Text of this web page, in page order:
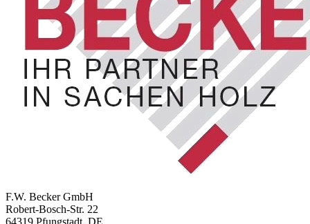
F.W. Becker GmbH
Robert-Bosch-Str. 22
64319 Pfungstadt, DE